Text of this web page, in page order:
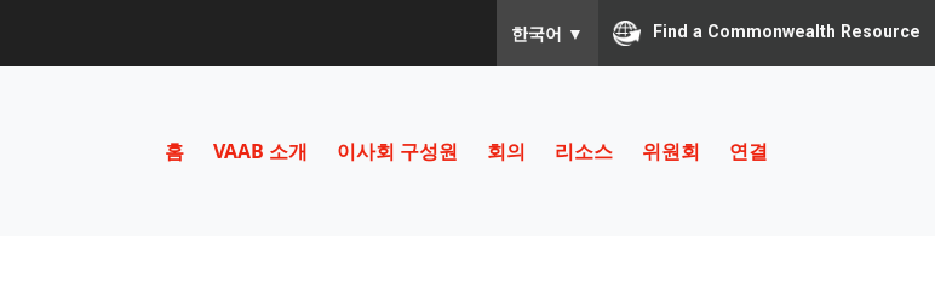
한국어 ▼ Find a Commonwealth Resource
홈 VAAB 소개 이사회 구성원 회의 리소스 위원회 연결